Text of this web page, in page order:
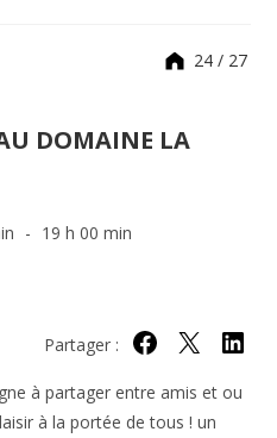
24 / 27
DOMAINE LA
- 19 h 00 min
Partager : Partager sur
Partager sur
à partager entre amis et ou
à la portée de tous ! un